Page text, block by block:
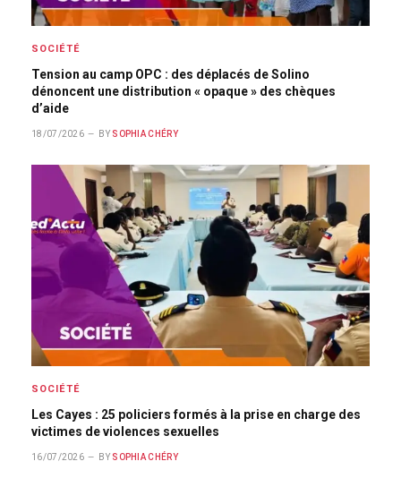
SOCIÉTÉ
Tension au camp OPC : des déplacés de Solino
dénoncent une distribution « opaque » des chèques
d’aide
18/07/2026 BY SOPHIA CHÉRY
SOCIÉTÉ
Les Cayes : 25 policiers formés à la prise en charge des
victimes de violences sexuelles
16/07/2026 BY SOPHIA CHÉRY